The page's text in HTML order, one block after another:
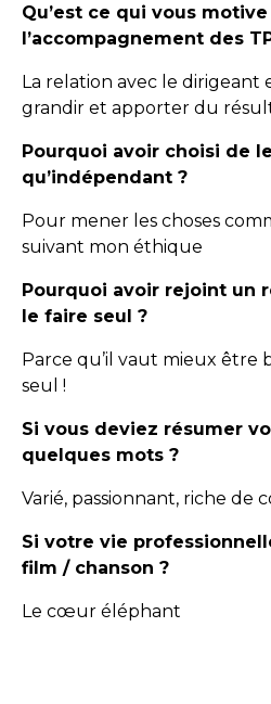
Qu’est ce qui vous
l’accompagnement des
La relation avec le dirigeant
grandir et apporter du
Pourquoi avoir choisi de
qu’indépendant ?
Pour mener les choses
suivant mon éthique
Pourquoi avoir rejoint un
le faire seul ?
Parce qu’il vaut mieux être
seul !
Si vous deviez résumer
quelques mots ?
Varié, passionnant, riche de
Si votre vie
film / chanson ?
Le cœur éléphant